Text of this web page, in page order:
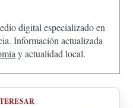
digital especializado en
Información actualizada
y actualidad local.